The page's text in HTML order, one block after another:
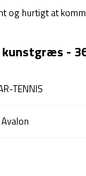
og hurtigt at
kunstgræs -
TENNIS